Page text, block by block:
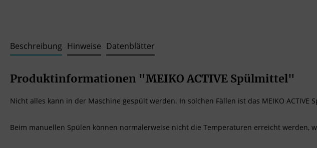
Beschreibung Hinweise Datenblätter
Produktinformationen "MEIKO ACTIVE Spülmittel"
Nicht alles kann in der Maschine gespült werden. In solchen Fällen ist das MEIKO
Beim manuellen Spülen können normalerweise nicht die Temperaturen erreicht werden,